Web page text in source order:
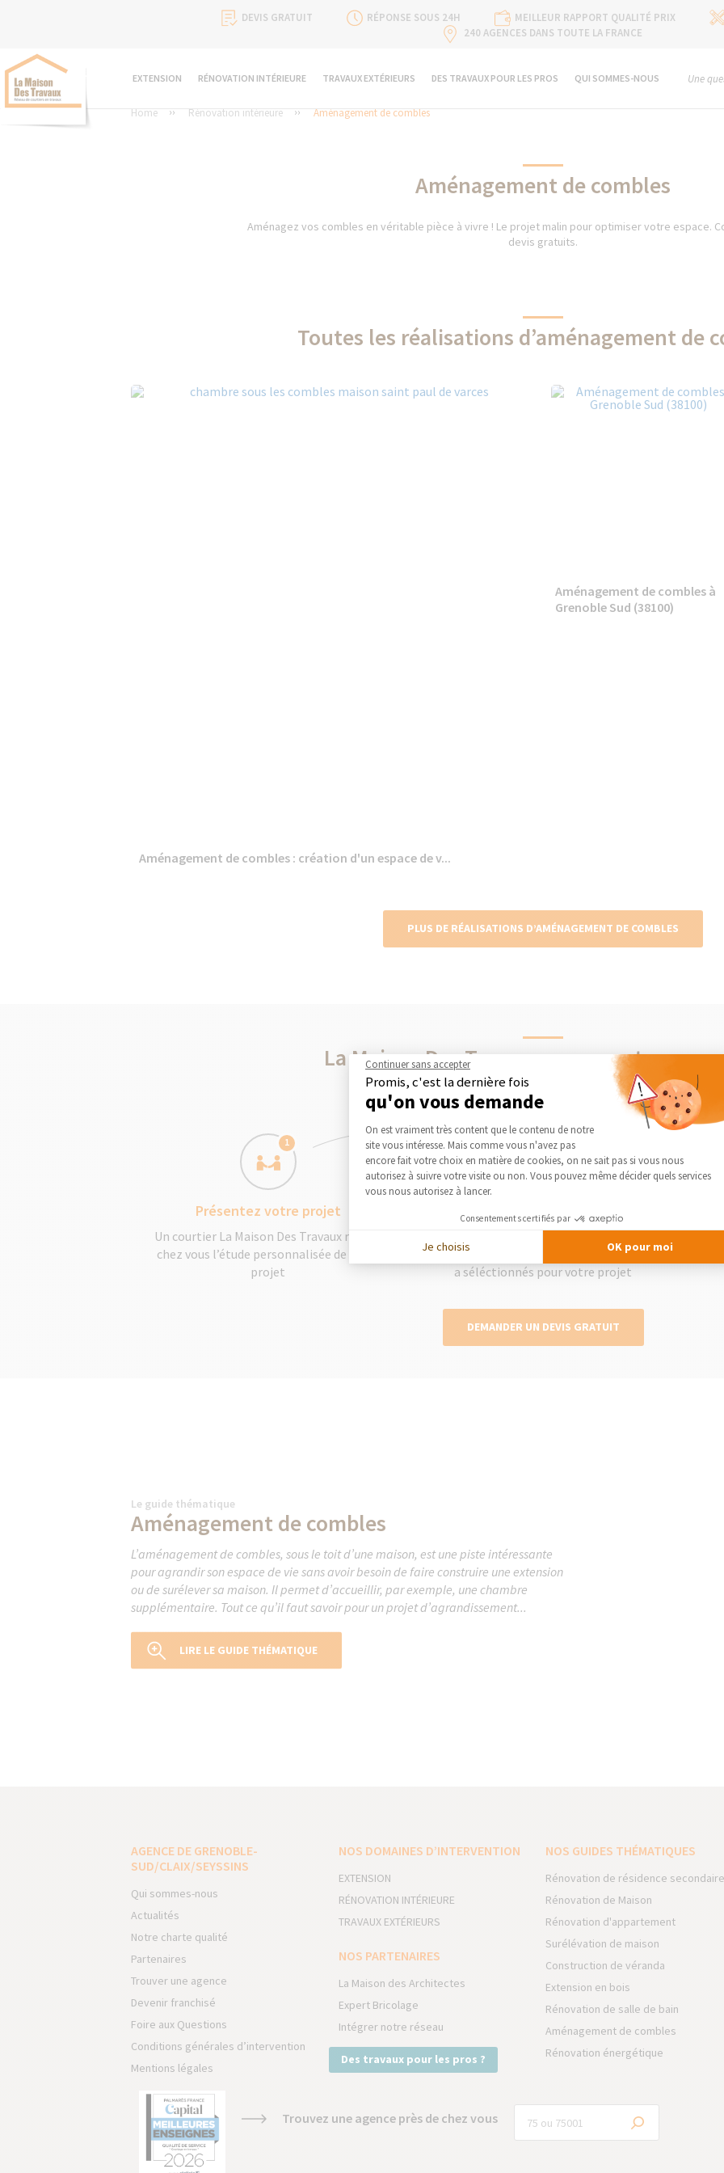
DEVIS GRATUIT RÉPONSE SOUS 24H
MEILLEUR RAPPORT QUALITÉ PRIX
240 AGENCES DANS TOUTE LA FRANCE
EXTENSION RÉNOVATION INTÉRIEURE TRAVAUX EXTÉRIEURS DES TRAVAUX POUR LES PROS QUI SOMMES-NOUS Une
Home Rénovation intérieure Aménagement de combles
Aménagement de combles
Aménagez vos combles en véritable pièce à vivre ! Le projet malin pour optimiser votre espace.
devis gratuits.
Toutes les réalisations d’aménagement de
Aménagement de combles : création d'un espace de v...
Aménagement de combles à
Grenoble Sud (38100)
PLUS DE RÉALISATIONS D’AMÉNAGEMENT DE COMBLES
La Maison Des Travaux, comment ça
1
Présentez votre projet
Un courtier La Maison Des Travaux réalise
chez vous l’étude personnalisée de votre
projet
2
Obtenez des devis gratuits
sans engagement les devis des artisans qu’il
a séléctionnés pour votre projet
DEMANDER UN DEVIS GRATUIT
Le guide thématique
Aménagement de combles
L’aménagement de combles, sous le toit d’une maison, est une piste intéressante
pour agrandir son espace de vie sans avoir besoin de faire construire une extension
ou de surélever sa maison. Il permet d’accueillir, par exemple, une chambre
supplémentaire. Tout ce qu’il faut savoir pour un projet d’agrandissement...
LIRE LE GUIDE THÉMATIQUE
AGENCE DE GRENOBLE-
SUD/CLAIX/SEYSSINS
Qui sommes-nous
Actualités
Notre charte qualité
Partenaires
Trouver une agence
Devenir franchisé
Foire aux Questions
Conditions générales d’intervention
Mentions légales
NOS DOMAINES D’INTERVENTION
EXTENSION
RÉNOVATION INTÉRIEURE
TRAVAUX EXTÉRIEURS
NOS PARTENAIRES
La Maison des Architectes
Expert Bricolage
Intégrer notre réseau
Des travaux pour les pros ?
NOS GUIDES THÉMATIQUES
Rénovation de résidence
Rénovation de Maison
Rénovation d'appartement
Surélévation de maison
Construction de véranda
Extension en bois
Rénovation de salle de bain
Aménagement de combles
Rénovation énergétique
Trouvez une agence près de chez vous
Continuer sans accepter
Promis, c'est la dernière fois
qu'on vous demande
Plateforme de Gestion du Consentement
On est vraiment très content que le contenu de notre
site vous intéresse. Mais comme vous n'avez pas
encore fait votre choix en matière de cookies, on ne sait pas si vous nous
autorisez à suivre votre visite ou non. Vous pouvez même décider quels services
vous nous autorisez à lancer.
Consentements certifiés par
Je choisis OK pour moi
Axeptio consent